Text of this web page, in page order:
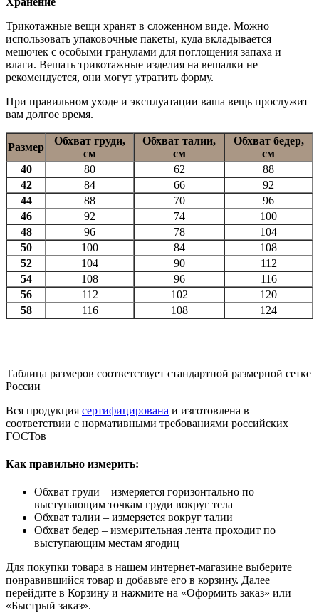
Трикотажные вещи хранят в сложенном виде. Можно
использовать упаковочные пакеты, куда вкладывается
мешочек с особыми гранулами для поглощения запаха и
влаги. Вешать трикотажные изделия на вешалки не
рекомендуется, они могут утратить форму.
При правильном уходе и эксплуатации ваша вещь прослужит
вам долгое время.
Размер
Обхват груди,
см
Обхват талии,
см
Обхват бедер,
см
40
80 62
88
42
84 66
92
44
88 70
96
46
92 74
100
48
96 78
104
50
100 84
108
52
104 90
112
54
108 96
116
56
112 102
120
58
116 108 124
Таблица размеров соответствует стандартной размерной сетке
России
Вся продукция сертифицирована и изготовлена в
соответствии с нормативными требованиями российских
ГОСТов
Как правильно измерить:
Обхват груди – измеряется горизонтально по
выступающим точкам груди вокруг тела
Обхват талии – измеряется вокруг талии
Обхват бедер – измерительная лента проходит по
выступающим местам ягодиц
Для покупки товара в нашем интернет-магазине выберите
понравившийся товар и добавьте его в корзину. Далее
перейдите в Корзину и нажмите на «Оформить заказ» или
«Быстрый заказ».